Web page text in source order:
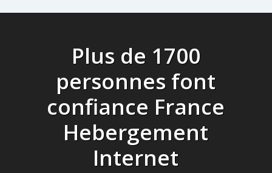
Plus de 1700
personnes font
confiance France
Hebergement
Internet